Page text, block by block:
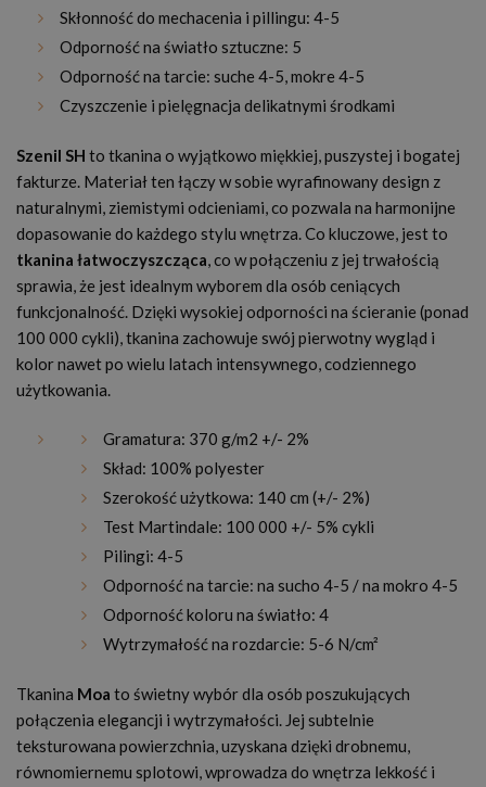
Skłonność do mechacenia i pillingu: 4-5
Odporność na światło sztuczne: 5
Odporność na tarcie: suche 4-5, mokre 4-5
Czyszczenie i pielęgnacja delikatnymi środkami
Szenil SH to tkanina o wyjątkowo miękkiej, puszystej i bogatej
fakturze. Materiał ten łączy w sobie wyrafinowany design z
naturalnymi, ziemistymi odcieniami, co pozwala na harmonijne
dopasowanie do każdego stylu wnętrza. Co kluczowe, jest to
tkanina łatwoczyszcząca, co w połączeniu z jej trwałością
sprawia, że jest idealnym wyborem dla osób ceniących
funkcjonalność. Dzięki wysokiej odporności na ścieranie (ponad
100 000 cykli), tkanina zachowuje swój pierwotny wygląd i
kolor nawet po wielu latach intensywnego, codziennego
użytkowania.
Gramatura: 370 g/m2 +/- 2%
Skład: 100% polyester
Szerokość użytkowa: 140 cm (+/- 2%)
Test Martindale: 100 000 +/- 5% cykli
Pilingi: 4-5
Odporność na tarcie: na sucho 4-5 / na mokro 4-5
Odporność koloru na światło: 4
Wytrzymałość na rozdarcie: 5-6 N/cm²
Tkanina Moa to świetny wybór dla osób poszukujących
połączenia elegancji i wytrzymałości. Jej subtelnie
teksturowana powierzchnia, uzyskana dzięki drobnemu,
równomiernemu splotowi, wprowadza do wnętrza lekkość i